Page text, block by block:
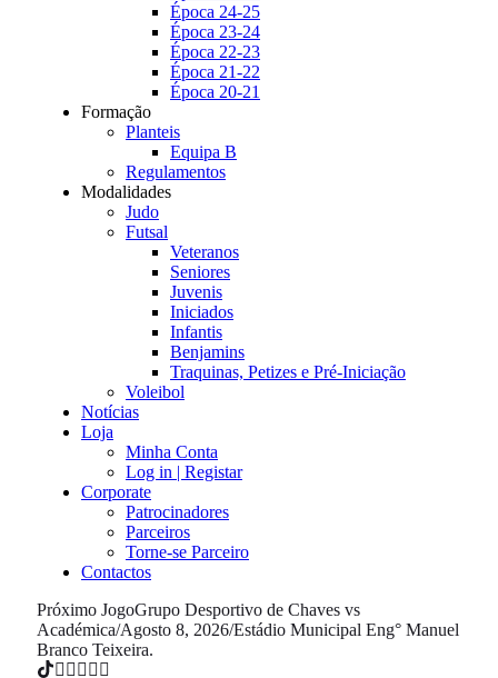
Época 24-25
Época 23-24
Época 22-23
Época 21-22
Época 20-21
Formação
Planteis
Equipa B
Regulamentos
Modalidades
Judo
Futsal
Veteranos
Seniores
Juvenis
Iniciados
Infantis
Benjamins
Traquinas, Petizes e Pré-Iniciação
Voleibol
Notícias
Loja
Minha Conta
Log in | Registar
Corporate
Patrocinadores
Parceiros
Torne-se Parceiro
Contactos
Próximo JogoGrupo Desportivo de Chaves vs
Académica/Agosto 8, 2026/Estádio Municipal Eng° Manuel
Branco Teixeira.